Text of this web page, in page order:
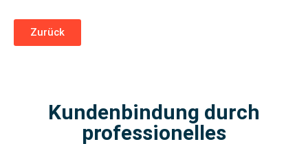
Zurück
Kundenbindung durch
professionelles